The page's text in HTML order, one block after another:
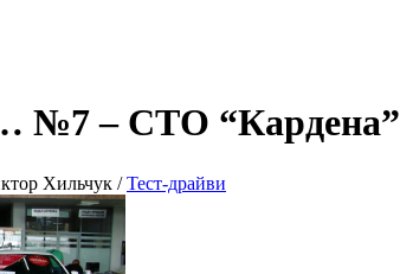
№7 – СТО “Кардена”
Хильчук /Тест-драйви